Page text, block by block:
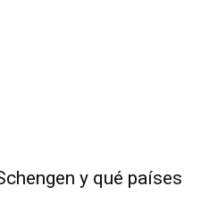
y qué países